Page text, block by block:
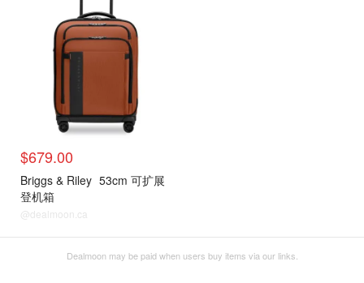
$679.00
Briggs & Riley 53cm 可扩展
登机箱
@dealmoon.ca
Dealmoon may be paid when users buy items via our links.